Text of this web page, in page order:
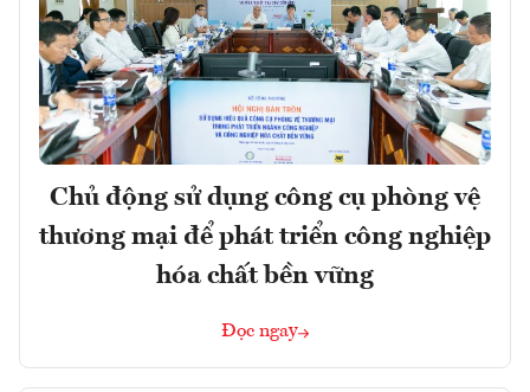
Chủ động sử dụng công cụ phòng vệ
thương mại để phát triển công nghiệp
hóa chất bền vững
Đọc ngay